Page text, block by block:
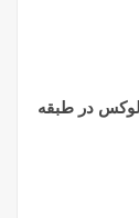
۳۲۰ متری لوکس در طبقه